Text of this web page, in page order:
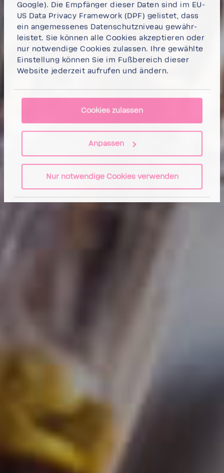
Google). Die Empfänger dieser Daten sind im EU-
US Data Privacy Frame­work (DPF) gelistet, dass
ein ange­mes­senes Daten­schutz­ni­veau gewähr­
leistet. Sie können alle Cookies akzep­tieren oder
nur notwen­dige Cookies zulassen. Ihre gewählte
Einstel­lung können Sie im Fußbe­reich dieser
Website jeder­zeit aufrufen und ändern.
Cookies zulassen
Anpassen
Nur notwendige Cookies verwenden